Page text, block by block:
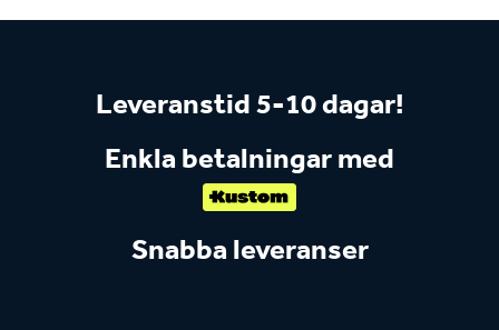
Leveranstid 5-10 dagar!
Enkla betalningar med
Snabba leveranser